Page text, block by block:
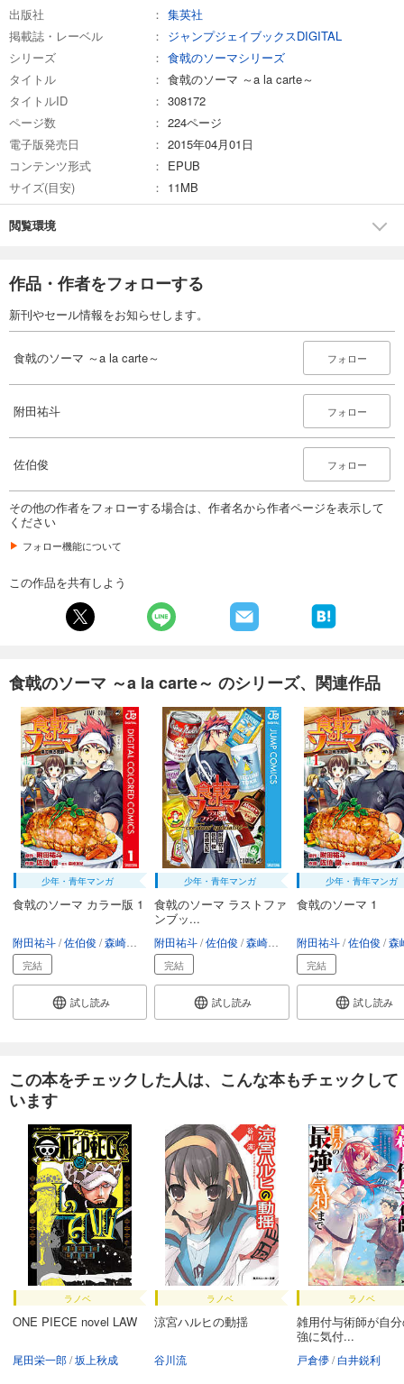
出版社
集英社
掲載誌・レーベル
ジャンプジェイブックスDIGITAL
シリーズ
食戟のソーマシリーズ
タイトル
食戟のソーマ ～a la carte～
タイトルID
308172
ページ数
224ページ
電子版発売日
2015年04月01日
コンテンツ形式
EPUB
サイズ(目安)
11MB
閲覧環境
作品・作者をフォローする
新刊やセール情報をお知らせします。
食戟のソーマ ～a la carte～ フォロー
附田祐斗 フォロー
佐伯俊 フォロー
その他の作者をフォローする場合は、作者名から作者ページを表示して
ください
フォロー機能について
この作品を共有しよう
食戟のソーマ ～a la carte～ のシリーズ、関連作品
少年・青年マンガ
食戟のソーマ カラー版 1
附田祐斗 佐伯俊 森崎友紀
完結
試し読み
少年・青年マンガ
食戟のソーマ ラストファ
ンブッ...
附田祐斗 佐伯俊 森崎友紀
完結
試し読み
少年・青年マンガ
食戟のソーマ 1
附田祐斗 佐伯俊 森崎
完結
試し読み
この本をチェックした人は、こんな本もチェックして
います
ラノベ
ONE PIECE novel LAW
尾田栄一郎 坂上秋成
ラノベ
涼宮ハルヒの動揺
谷川流
ラノベ
雑用付与術師が自
強に気付...
戸倉儚 白井鋭利